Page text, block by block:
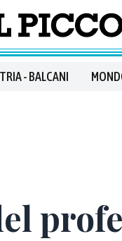
- BALCANI